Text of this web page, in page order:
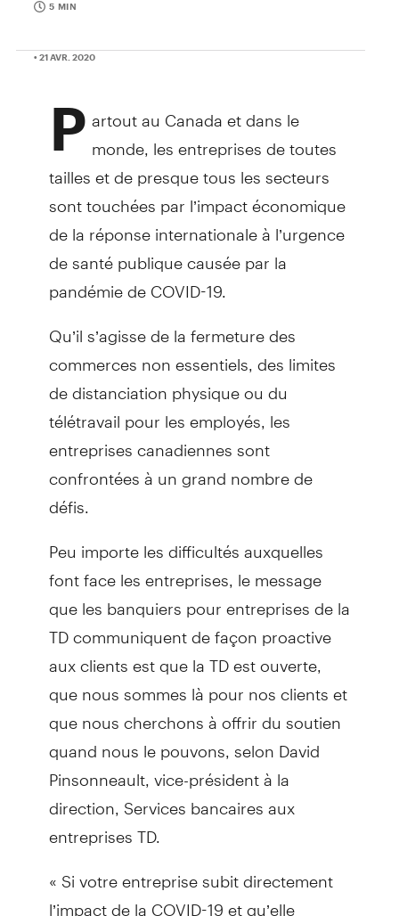
5 MIN
• 21 AVR. 2020
P artout au Canada et dans le
monde, les entreprises de toutes
tailles et de presque tous les secteurs
sont touchées par l’impact économique
de la réponse internationale à l’urgence
de santé publique causée par la
pandémie de COVID-19.
Qu’il s’agisse de la fermeture des
commerces non essentiels, des limites
de distanciation physique ou du
télétravail pour les employés, les
entreprises canadiennes sont
confrontées à un grand nombre de
défis.
Peu importe les difficultés auxquelles
font face les entreprises, le message
que les banquiers pour entreprises de la
TD communiquent de façon proactive
aux clients est que la TD est ouverte,
que nous sommes là pour nos clients et
que nous cherchons à offrir du soutien
quand nous le pouvons, selon David
Pinsonneault, vice-président à la
direction, Services bancaires aux
entreprises TD.
« Si votre entreprise subit directement
l’impact de la COVID-19 et qu’elle